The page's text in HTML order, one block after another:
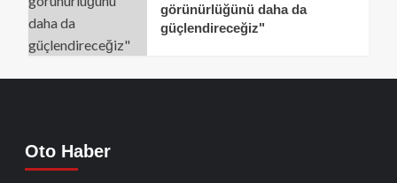
görünürlüğünü daha da
güçlendireceğiz"
Oto Haber